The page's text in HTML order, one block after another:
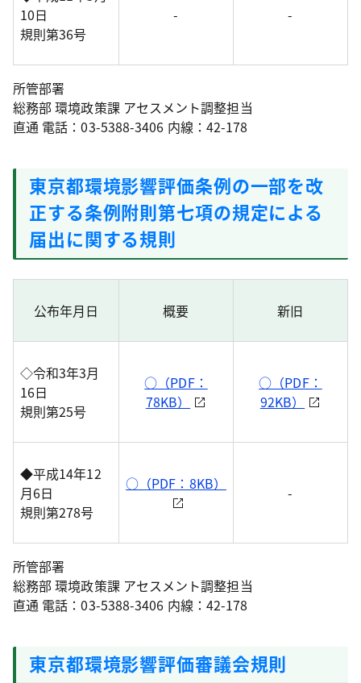
10日
規則第36号
- -
所管部署
総務部 環境政策課 アセスメント調整担当
直通 電話：03-5388-3406 内線：42-178
東京都環境影響評価条例の一部を改
正する条例附則第七項の規定による
届出に関する規則
公布年月日 概要 新旧
◇令和3年3月
16日
規則第25号
○（PDF：
78KB）
○（PDF：
92KB）
◆平成14年12
月6日
規則第278号
○（PDF：8KB） -
所管部署
総務部 環境政策課 アセスメント調整担当
直通 電話：03-5388-3406 内線：42-178
東京都環境影響評価審議会規則